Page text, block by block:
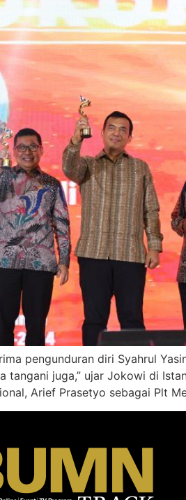
pengunduran diri Syahrul
tangani juga,” ujar Jokowi di
Arief Prasetyo sebagai Plt